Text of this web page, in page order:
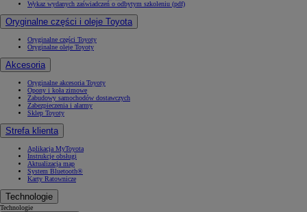
Wykaz wydanych zaświadczeń o odbytym szkoleniu (pdf)
Oryginalne części i oleje Toyota
Oryginalne części Toyoty
Oryginalne oleje Toyoty
Akcesoria
Oryginalne akcesoria Toyoty
Opony i koła zimowe
Zabudowy samochodów dostawczych
Zabezpieczenia i alarmy
Sklep Toyoty
Strefa klienta
Aplikacja MyToyota
Instrukcje obsługi
Aktualizacja map
System Bluetooth®
Karty Ratownicze
Technologie
Technologie